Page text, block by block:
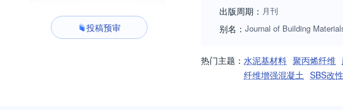
投稿预审
出版周期： 月刊
别名： Journal of Building
热门主题： 水泥基材料 聚丙烯纤维
纤维增强混凝土 SBS改